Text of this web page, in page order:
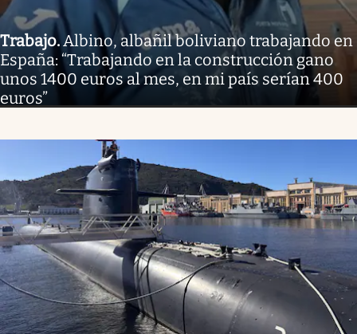
Trabajo.Albino, albañil boliviano trabajando en
España: “Trabajando en la construcción gano
unos 1400 euros al mes, en mi país serían 400
euros”